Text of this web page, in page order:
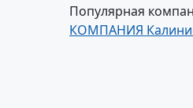
Популярная
КОМПАНИЯ